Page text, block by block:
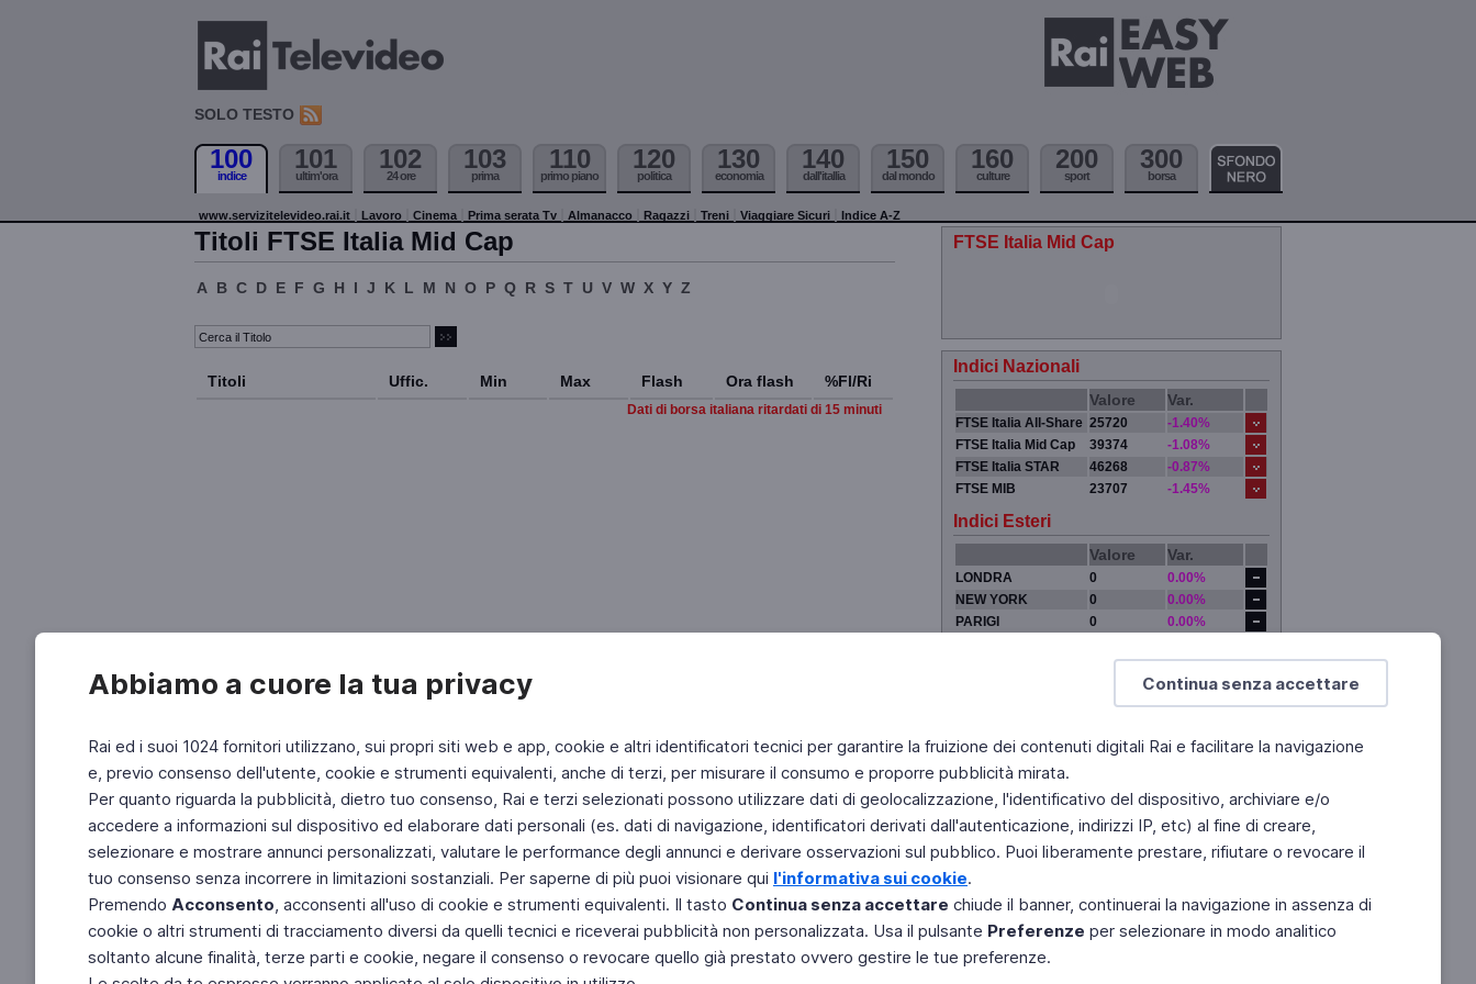
Continua senza accettare
Abbiamo a cuore la tua privacy
Rai ed i suoi 1024 fornitori utilizzano, sui propri siti web e app, cookie e altri identificatori tecnici per garantire la fruizione dei contenuti digitali Rai e facilitare la navigazione
e, previo consenso dell'utente, cookie e strumenti equivalenti, anche di terzi, per misurare il consumo e proporre pubblicità mirata.
Per quanto riguarda la pubblicità, dietro tuo consenso, Rai e terzi selezionati possono utilizzare dati di geolocalizzazione, l'identificativo del dispositivo, archiviare e/o
accedere a informazioni sul dispositivo ed elaborare dati personali (es. dati di navigazione, identificatori derivati dall'autenticazione, indirizzi IP, etc) al fine di creare,
selezionare e mostrare annunci personalizzati, valutare le performance degli annunci e derivare osservazioni sul pubblico. Puoi liberamente prestare, rifiutare o revocare il
tuo consenso senza incorrere in limitazioni sostanziali. Per saperne di più puoi visionare qui l'informativa sui cookie.
Premendo Acconsento, acconsenti all'uso di cookie e strumenti equivalenti. Il tasto Continua senza accettare chiude il banner, continuerai la navigazione in assenza di
cookie o altri strumenti di tracciamento diversi da quelli tecnici e riceverai pubblicità non personalizzata. Usa il pulsante Preferenze per selezionare in modo analitico
soltanto alcune finalità, terze parti e cookie, negare il consenso o revocare quello già prestato ovvero gestire le tue preferenze.
SOLO TESTO
100
indice
101
ultim'ora
102
24 ore
103
prima
110
primo piano
120
politica
130
economia
140
dall'itallia
150
dal mondo
160
culture
200
sport
300
borsa
www.servizitelevideo.rai.it Lavoro Cinema Prima serata Tv Almanacco Ragazzi Treni Viaggiare Sicuri Indice A-Z
Titoli FTSE Italia Mid Cap
A B C D E F G H I J K L M N O P Q R S T U V W X Y Z
Titoli Uffic. Min Max Flash Ora flash %Fl/Ri
Dati di borsa italiana ritardati di 15 minuti
FTSE Italia Mid Cap
Indici Nazionali
Valore Var.
FTSE Italia All-Share 25720
-1.40%
FTSE Italia Mid Cap
39374
-1.08%
FTSE Italia STAR
46268
-0.87%
FTSE MIB
23707 -1.45%
Indici Esteri
Valore Var.
LONDRA 0
0.00%
NEW YORK
0
0.00%
PARIGI
0
0.00%
Fai di Televideo la tua Home Page Chi Siamo
Copyright © 2011 Rai - Tutti i diritti riservati
Engineered by RAI - Reti e Piattaforme